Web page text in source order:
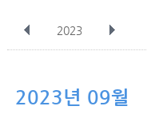
2023
12월
2023년 09월